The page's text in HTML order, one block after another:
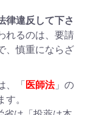
律違反して下さ
れるのは、要請
、慎重にならざ
、「 医師法」の
す。